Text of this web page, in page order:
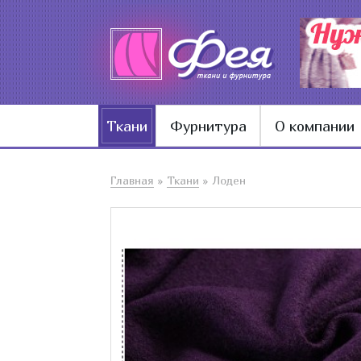
Ткани Фурнитура О компании
Главная » Ткани » Лоден